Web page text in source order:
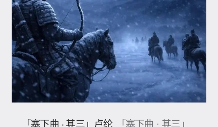
「塞下曲 · 其三」卢纶 「塞下曲 · 其三」